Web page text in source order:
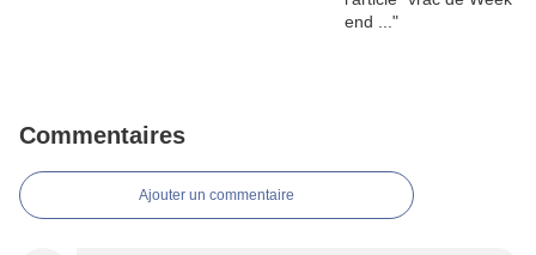
Commentaires
Ajouter un commentaire